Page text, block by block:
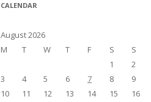
CALENDAR
August 2026
M
T W T F S S
1
2
3
4 5 6 7 8
9
10
11 12 13 14 15
16